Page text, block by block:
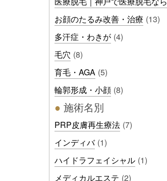
お顔のたるみ改善・治療 (13)
多汗症・わきが (4)
毛穴 (8)
育毛・AGA (5)
輪郭形成・小顔 (8)
● 施術名別
PRP皮膚再生療法 (7)
インディバ (1)
ハイドラフェイシャル (1)
メディカルエステ (2)